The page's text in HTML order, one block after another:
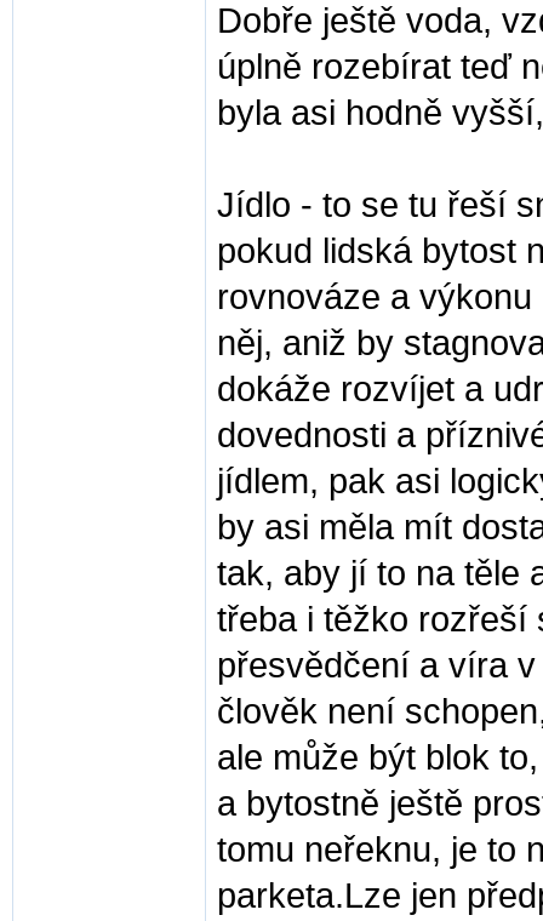
Dobře ještě voda,
úplně rozebírat teď
byla asi hodně
Jídlo - to se tu řeší
pokud lidská bytost
rovnováze a
něj, aniž by
dokáže rozvíjet a
dovednosti a
jídlem, pak asi
by asi měla mít
tak, aby jí to na těle
třeba i těžko rozřeší
přesvědčení a víra
člověk není
ale může být blok
a bytostně ještě
tomu neřeknu, je to
parketa.Lze jen